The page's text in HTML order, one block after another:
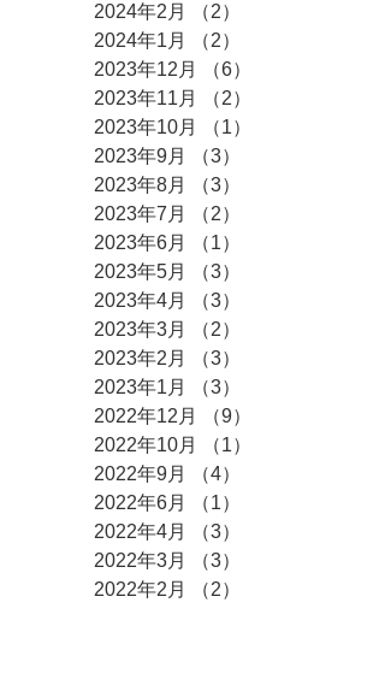
2024年2月
（2）
2024年1月
（2）
2023年12月
（6）
2023年11月
（2）
2023年10月
（1）
2023年9月
（3）
2023年8月
（3）
2023年7月
（2）
2023年6月
（1）
2023年5月
（3）
2023年4月
（3）
2023年3月
（2）
2023年2月
（3）
2023年1月
（3）
2022年12月
（9）
2022年10月
（1）
2022年9月
（4）
2022年6月
（1）
2022年4月
（3）
2022年3月
（3）
2022年2月
（2）